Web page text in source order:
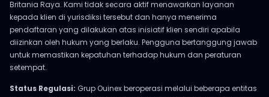
Britania Raya. Kami tidak secara aktif menawarkan layanan
kepada klien di yurisdiksi tersebut dan hanya menerima
pendaftaran yang dilakukan atas inisiatif klien sendiri apabila
diizinkan oleh hukum yang berlaku. Pengguna bertanggung jawab
untuk memastikan kepatuhan terhadap hukum dan peraturan
setempat.
Status Regulasi: Grup Ouinex beroperasi melalui beberapa entitas